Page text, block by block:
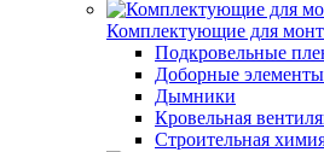
Комплектующие для
Подкровельные
Доборные
Дымники
Кровельная
Строительная